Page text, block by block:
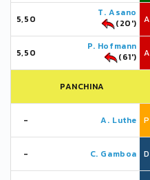
5,50
T. Asano
(20')
A
5,50
P. Hofmann
(61')
A
PANCHINA
- A. Luthe P
- C. Gamboa D